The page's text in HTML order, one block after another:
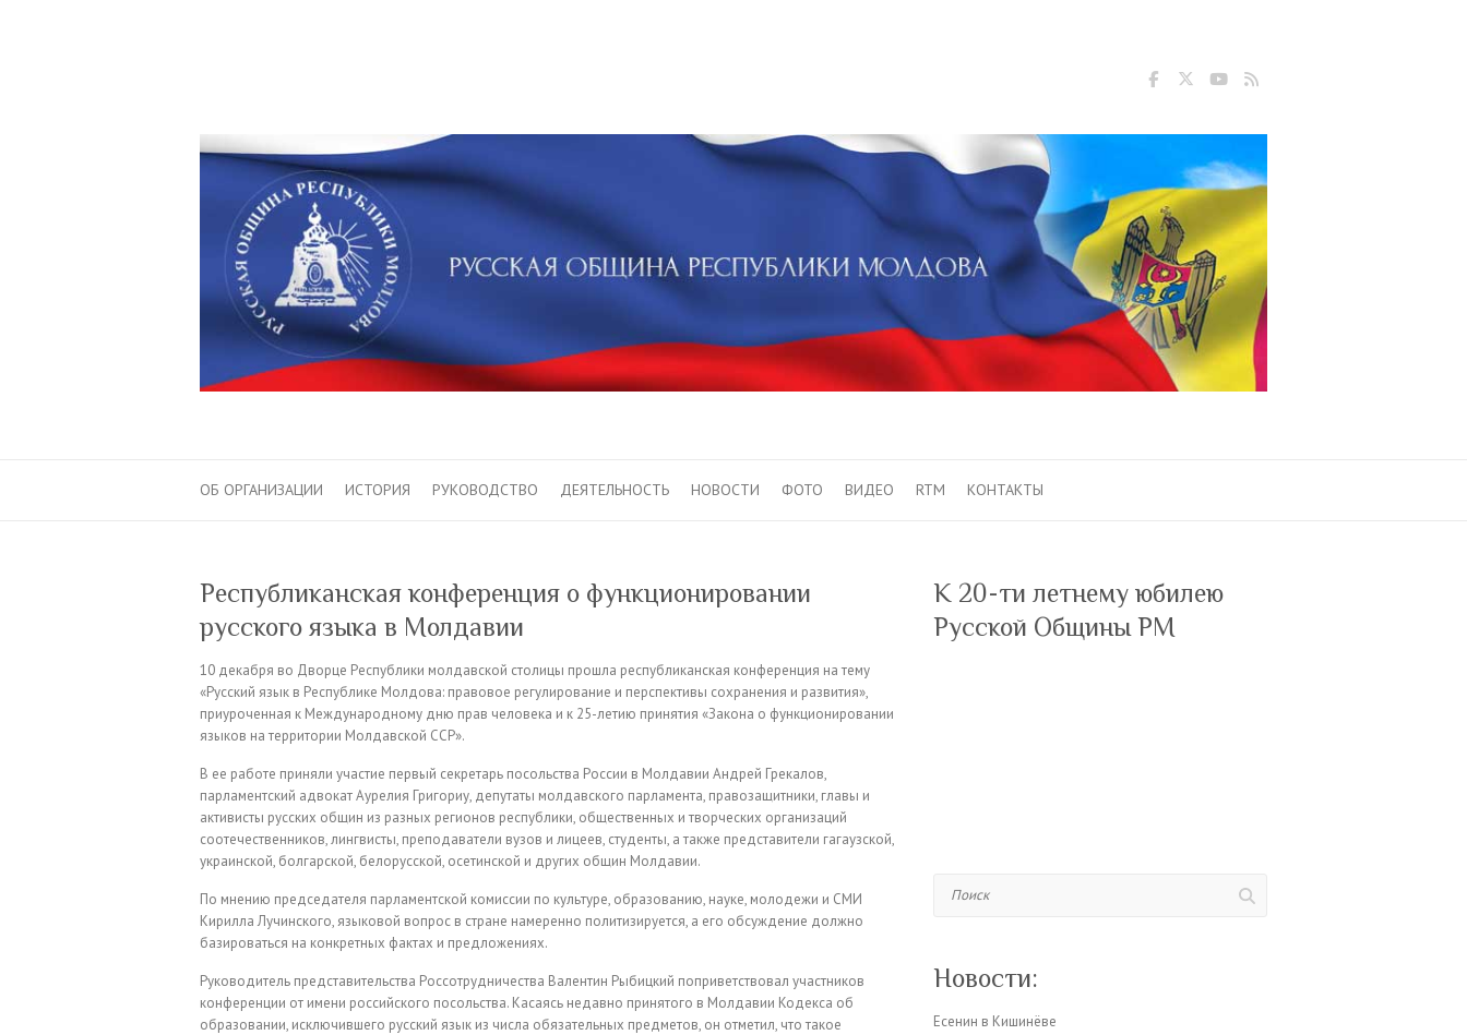
ОБ ОРГАНИЗАЦИИ ИСТОРИЯ РУКОВОДСТВО ДЕЯТЕЛЬНОСТЬ НОВОСТИ ФОТО ВИДЕО RTM КОНТАКТЫ
Республиканская конференция о функционировании
русского языка в Молдавии
10 декабря во Дворце Республики молдавской столицы прошла республиканская конференция на тему
«Русский язык в Республике Молдова: правовое регулирование и перспективы сохранения и развития»,
приуроченная к Международному дню прав человека и к 25-летию принятия «Закона о функционировании
языков на территории Молдавской ССР».
В ее работе приняли участие первый секретарь посольства России в Молдавии Андрей Грекалов,
парламентский адвокат Аурелия Григориу, депутаты молдавского парламента, правозащитники, главы и
активисты русских общин из разных регионов республики, общественных и творческих организаций
соотечественников, лингвисты, преподаватели вузов и лицеев, студенты, а также представители гагаузской,
украинской, болгарской, белорусской, осетинской и других общин Молдавии.
По мнению председателя парламентской комиссии по культуре, образованию, науке, молодежи и СМИ
Кирилла Лучинского, языковой вопрос в стране намеренно политизируется, а его обсуждение должно
базироваться на конкретных фактах и предложениях.
Руководитель представительства Россотрудничества Валентин Рыбицкий поприветствовал участников
конференции от имени российского посольства. Касаясь недавно принятого в Молдавии Кодекса об
образовании, исключившего русский язык из числа обязательных предметов, он отметил, что такое
К 20-ти летнему юбилею
Русской Общины РМ
Новости:
Есенин в Кишинёве